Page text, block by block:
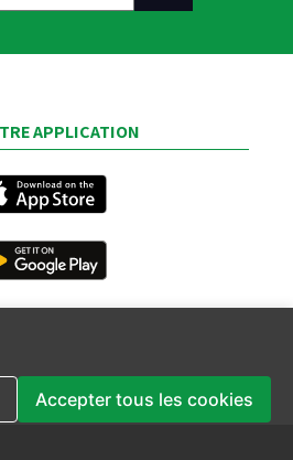
APPLICATION
Accepter tous les cookies